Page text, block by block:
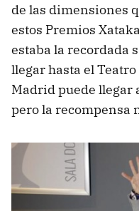
de las dimensiones
estos Premios
estaba la recordada
llegar hasta el
Madrid puede llegar
pero la recompensa